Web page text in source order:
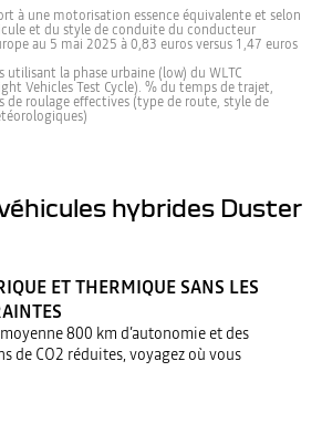
à une motorisation essence équivalente et selon
et du style de conduite du conducteur
au 5 mai 2025 à 0,83 euros versus 1,47 euros
utilisant la phase urbaine (low) du WLTC
Vehicles Test Cycle). % du temps de trajet,
de roulage effectives (type de route, style de
hybrides Duster
ET THERMIQUE SANS LES
800 km d’autonomie et des
de CO2 réduites, voyagez où vous